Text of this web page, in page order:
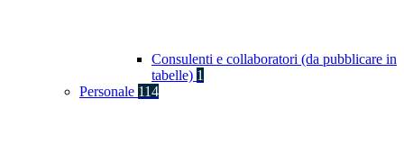
Consulenti e collaboratori (da pubblicare in
tabelle) 1
Personale 114